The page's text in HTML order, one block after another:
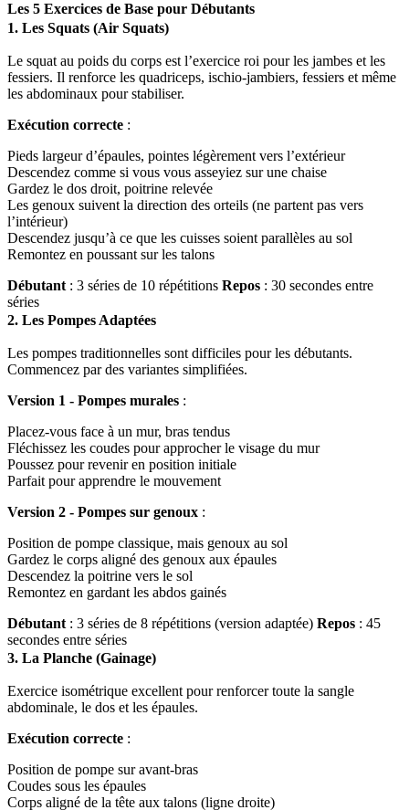
Les 5 Exercices de Base pour Débutants
1. Les Squats (Air Squats)
Le squat au poids du corps est l’exercice roi pour les jambes et les
fessiers. Il renforce les quadriceps, ischio-jambiers, fessiers et même
les abdominaux pour stabiliser.
Exécution correcte :
Pieds largeur d’épaules, pointes légèrement vers l’extérieur
Descendez comme si vous vous asseyiez sur une chaise
Gardez le dos droit, poitrine relevée
Les genoux suivent la direction des orteils (ne partent pas vers
l’intérieur)
Descendez jusqu’à ce que les cuisses soient parallèles au sol
Remontez en poussant sur les talons
Débutant : 3 séries de 10 répétitions Repos : 30 secondes entre
séries
2. Les Pompes Adaptées
Les pompes traditionnelles sont difficiles pour les débutants.
Commencez par des variantes simplifiées.
Version 1 - Pompes murales :
Placez-vous face à un mur, bras tendus
Fléchissez les coudes pour approcher le visage du mur
Poussez pour revenir en position initiale
Parfait pour apprendre le mouvement
Version 2 - Pompes sur genoux :
Position de pompe classique, mais genoux au sol
Gardez le corps aligné des genoux aux épaules
Descendez la poitrine vers le sol
Remontez en gardant les abdos gainés
Débutant : 3 séries de 8 répétitions (version adaptée) Repos : 45
secondes entre séries
3. La Planche (Gainage)
Exercice isométrique excellent pour renforcer toute la sangle
abdominale, le dos et les épaules.
Exécution correcte :
Position de pompe sur avant-bras
Coudes sous les épaules
Corps aligné de la tête aux talons (ligne droite)